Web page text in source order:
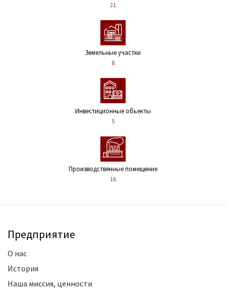
21
Земельные участки
8
Инвестиционные обьекты
5
Производственные помещение
16
Предприятие
О нас
История
Наша миссия, ценности